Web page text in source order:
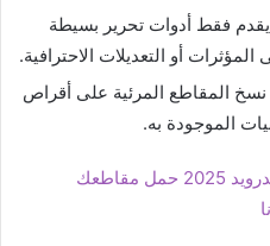
فقط أدوات تحرير بسيطة
أو التعديلات الاحترافية.
نسخ المقاطع المرئية على أقراص
أفضل برامج تنزيل الفيديوهات للأندرويد 2025 حمل مقاطعك